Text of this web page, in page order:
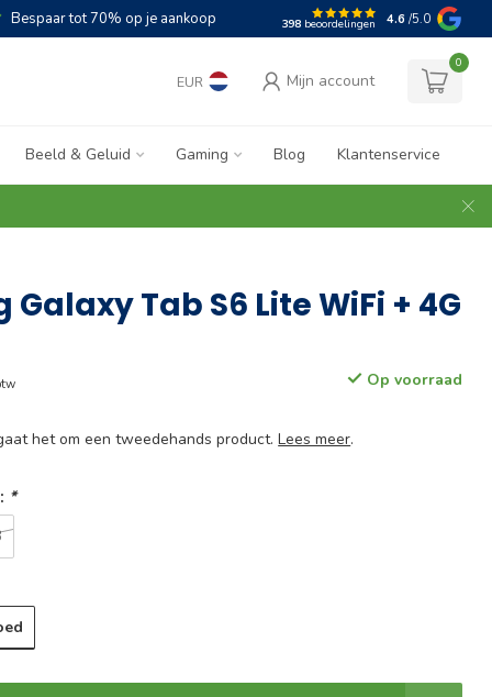
Bespaar tot 70% op je aankoop 398 beoordelingen 4.6 /5.0
EUR Mijn account
0
Beeld & Geluid Gaming Blog Klantenservice
Tab S6 Lite WiFi + 4G
Op voorraad
het om een tweedehands product.Lees meer.
*